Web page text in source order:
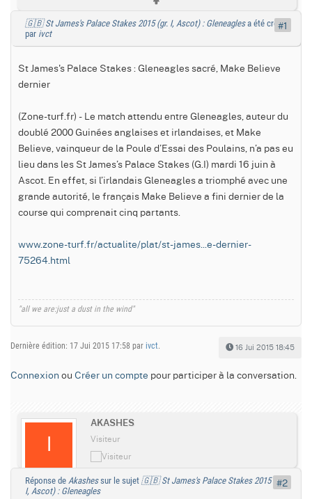
🇬🇧 St James's Palace Stakes 2015 (gr. I, Ascot) : Gleneaglesa été créé
par ivct
St James's Palace Stakes : Gleneagles sacré, Make Believe
dernier
(Zone-turf.fr) - Le match attendu entre Gleneagles, auteur du
doublé 2000 Guinées anglaises et irlandaises, et Make
Believe, vainqueur de la Poule d’Essai des Poulains, n’a pas eu
lieu dans les St James’s Palace Stakes (G.I) mardi 16 juin à
Ascot. En effet, si l’irlandais Gleneagles a triomphé avec une
grande autorité, le français Make Believe a fini dernier de la
course qui comprenait cinq partants.
www.zone-turf.fr/actualite/plat/st-james...e-dernier-
75264.html
"all we are:just a dust in the wind"
Dernière édition: 17 Jui 2015 17:58 par ivct. 16 Jui 2015 18:45
#1
Connexion ou Créer un compte pour participer à la conversation.
AKASHES
Visiteur
Réponse de Akashessur le sujet 🇬🇧 St James's Palace Stakes 2015 (gr.
I, Ascot) : Gleneagles
#2